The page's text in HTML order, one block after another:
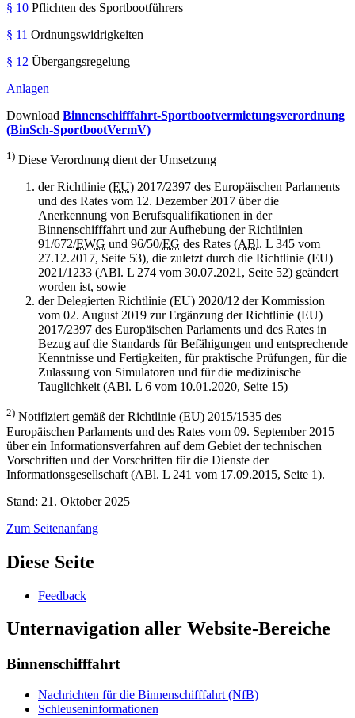
§ 10 Pflichten des Sportbootführers
§ 11 Ordnungswidrigkeiten
§ 12 Übergangsregelung
Anlagen
Download Binnenschifffahrt-Sportbootvermietungsverordnung
(BinSch-SportbootVermV)
1) Diese Verordnung dient der Umsetzung
der Richtlinie (EU) 2017/2397 des Europäischen Parlaments
und des Rates vom 12. Dezember 2017 über die
Anerkennung von Berufsqualifikationen in der
Binnenschifffahrt und zur Aufhebung der Richtlinien
91/672/EWG und 96/50/EG des Rates (ABl. L 345 vom
27.12.2017, Seite 53), die zuletzt durch die Richtlinie (EU)
2021/1233 (ABl. L 274 vom 30.07.2021, Seite 52) geändert
worden ist, sowie
der Delegierten Richtlinie (EU) 2020/12 der Kommission
vom 02. August 2019 zur Ergänzung der Richtlinie (EU)
2017/2397 des Europäischen Parlaments und des Rates in
Bezug auf die Standards für Befähigungen und entsprechende
Kenntnisse und Fertigkeiten, für praktische Prüfungen, für die
Zulassung von Simulatoren und für die medizinische
Tauglichkeit (ABl. L 6 vom 10.01.2020, Seite 15)
2) Notifiziert gemäß der Richtlinie (EU) 2015/1535 des
Europäischen Parlaments und des Rates vom 09. September 2015
über ein Informationsverfahren auf dem Gebiet der technischen
Vorschriften und der Vorschriften für die Dienste der
Informationsgesellschaft (ABl. L 241 vom 17.09.2015, Seite 1).
Stand: 21. Oktober 2025
Zum Seitenanfang
Diese Seite
Feedback
Unternavigation aller Website-Bereiche
Binnenschifffahrt
Nachrichten für die Binnenschifffahrt (NfB)
Schleuseninformationen